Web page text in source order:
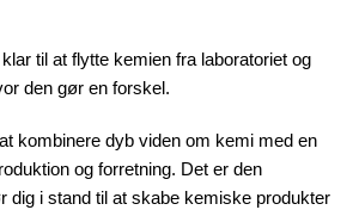
til at flytte kemien fra laboratoriet og
den gør en forskel.
kombinere dyb viden om kemi med en
og forretning. Det er den
dig i stand til at skabe kemiske produkter